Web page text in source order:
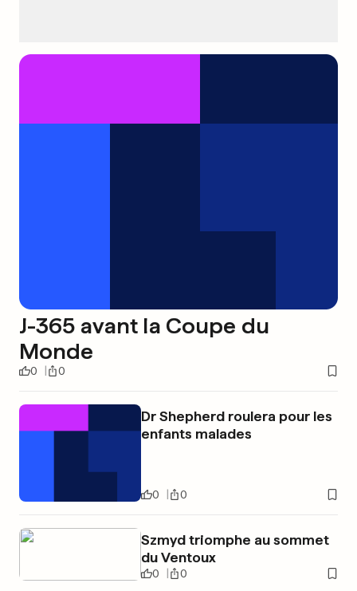
J-365 avant la Coupe du
Monde
0 0
Dr Shepherd roulera pour les
enfants malades
0 0
Szmyd triomphe au sommet
du Ventoux
0 0